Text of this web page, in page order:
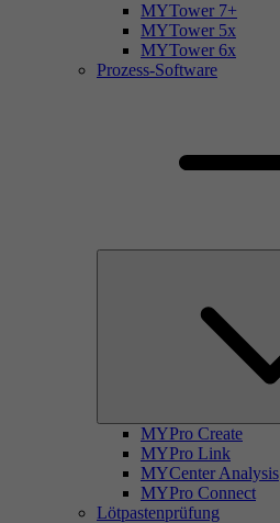
MYTower 7+
MYTower 5x
MYTower 6x
Prozess-Software
MYPro Create
MYPro Link
MYCenter Analysis
MYPro Connect
Lötpastenprüfung